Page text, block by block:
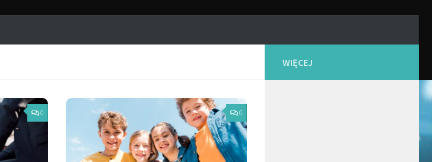
0 0
WIĘCEJ